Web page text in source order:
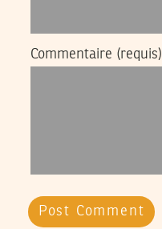
Commentaire (requis)